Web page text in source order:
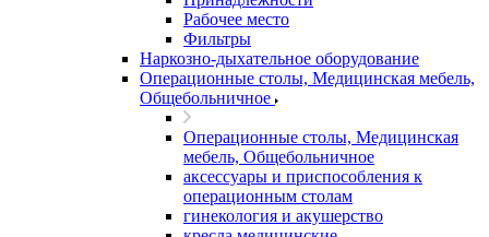
Рабочее место
Фильтры
Наркозно-дыхательное оборудование
Операционные столы, Медицинская мебель,
Общебольничное
Операционные столы, Медицинская
мебель, Общебольничное
аксессуары и приспособления к
операционным столам
гинекология и акушерство